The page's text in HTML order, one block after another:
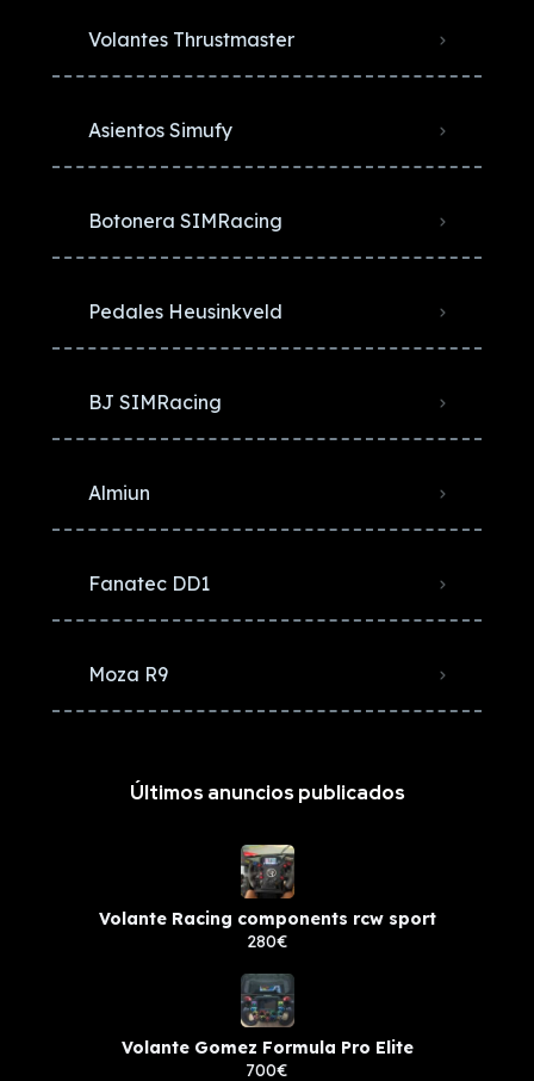
Volantes Thrustmaster
Asientos Simufy
Botonera SIMRacing
Pedales Heusinkveld
BJ SIMRacing
Almiun
Fanatec DD1
Moza R9
Últimos anuncios publicados
Volante Racing components rcw sport
280€
Volante Gomez Formula Pro Elite
700€